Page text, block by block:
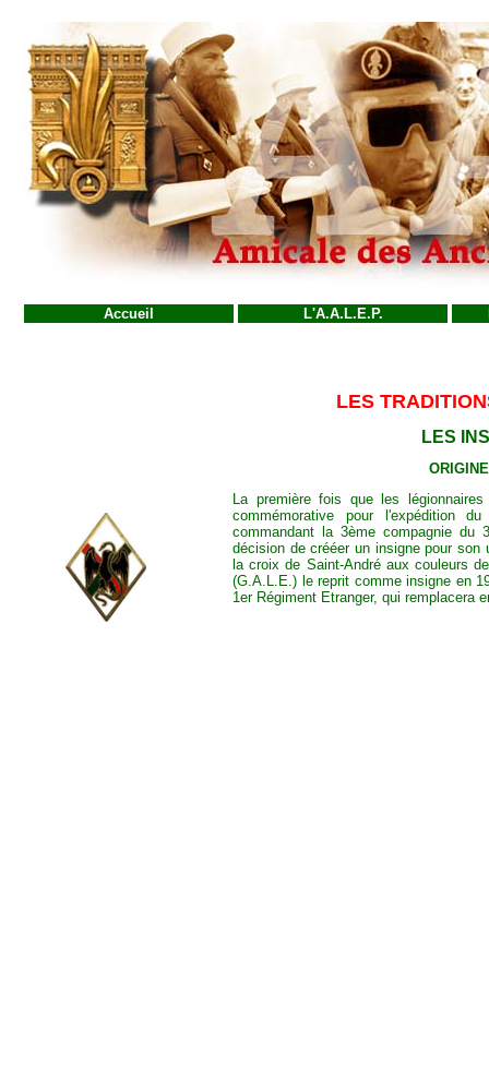
LES
LES
La première fois que les
commémorative pour l'expédition
commandant la 3ème compagnie du
décision de crééer un insigne pour
la croix de Saint-André aux couleurs
(G.A.L.E.) le reprit comme insigne en
1er Régiment Etranger, qui remplacera
Accueil L'A.A.L.E.P.